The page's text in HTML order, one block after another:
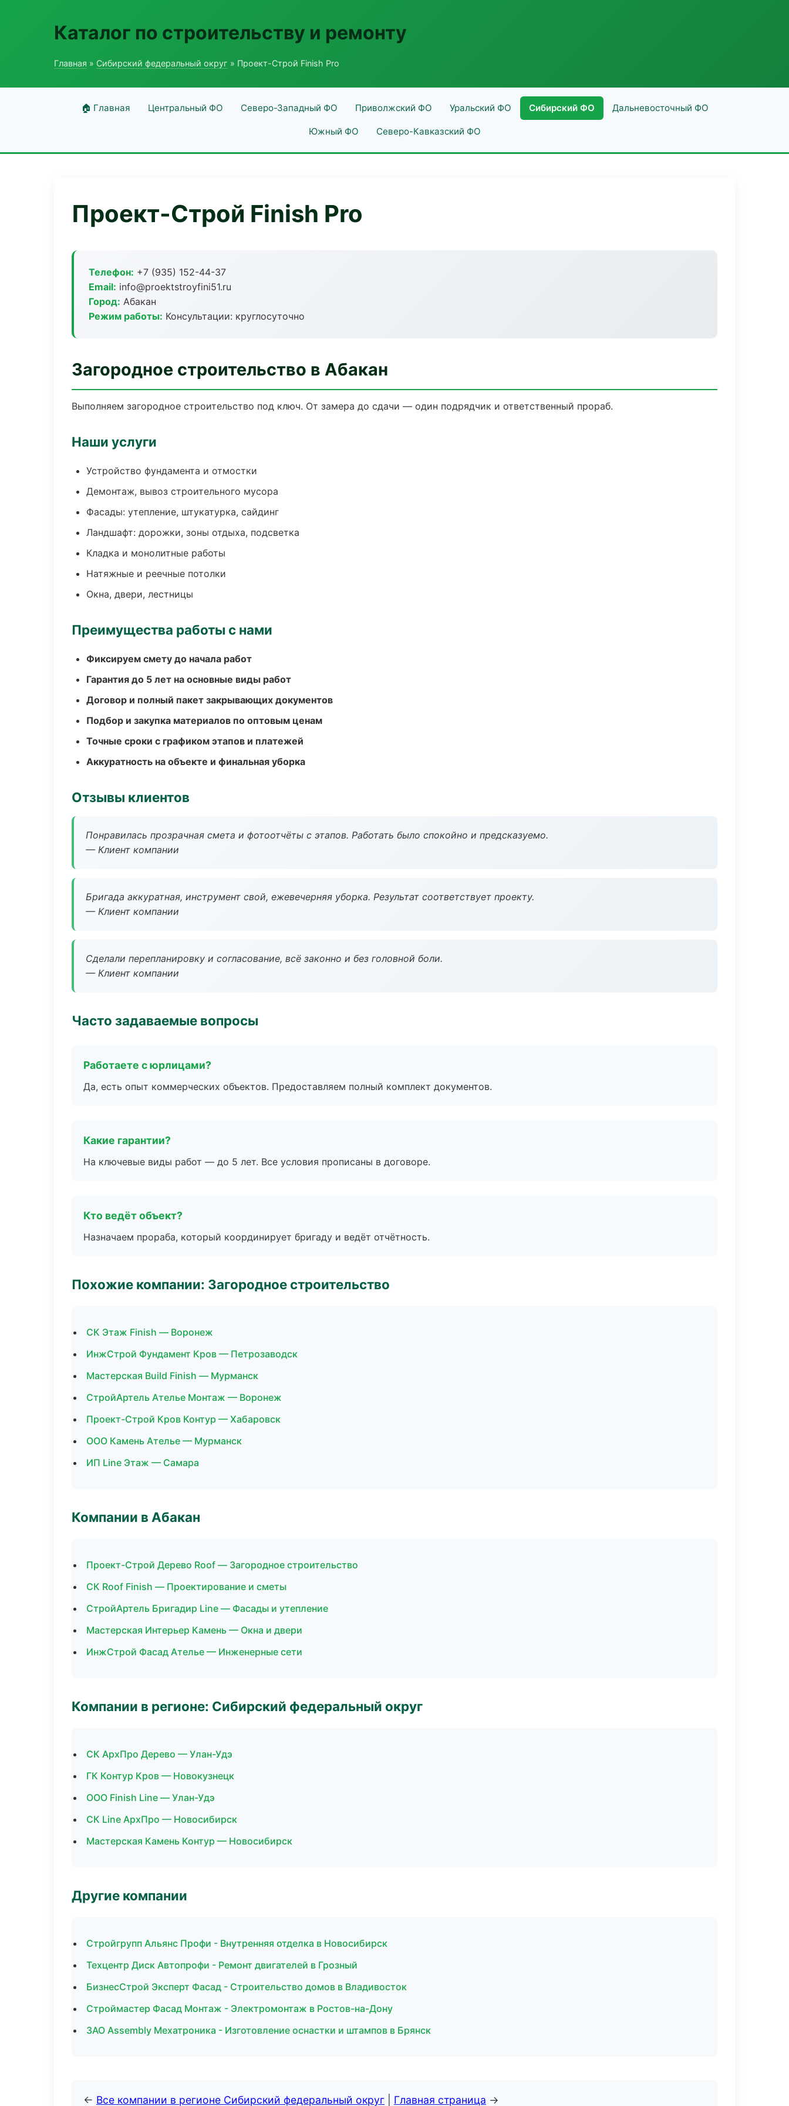
Каталог по строительству и ремонту
Главная » Сибирский федеральный округ » Проект-Строй Finish Pro
🏠 Главная Центральный ФО Северо-Западный ФО Приволжский ФО Уральский ФО Сибирский ФО Дальневосточный ФО
Южный ФО Северо-Кавказский ФО
Проект-Строй Finish Pro
Телефон: +7 (935) 152-44-37
Email: info@proektstroyfini51.ru
Город: Абакан
Режим работы: Консультации: круглосуточно
Загородное строительство в Абакан
Выполняем загородное строительство под ключ. От замера до сдачи — один подрядчик и ответственный прораб.
Наши услуги
Устройство фундамента и отмостки
Демонтаж, вывоз строительного мусора
Фасады: утепление, штукатурка, сайдинг
Ландшафт: дорожки, зоны отдыха, подсветка
Кладка и монолитные работы
Натяжные и реечные потолки
Окна, двери, лестницы
Преимущества работы с нами
Фиксируем смету до начала работ
Гарантия до 5 лет на основные виды работ
Договор и полный пакет закрывающих документов
Подбор и закупка материалов по оптовым ценам
Точные сроки с графиком этапов и платежей
Аккуратность на объекте и финальная уборка
Отзывы клиентов
Понравилась прозрачная смета и фотоотчёты с этапов. Работать было спокойно и предсказуемо.
— Клиент компании
Бригада аккуратная, инструмент свой, ежевечерняя уборка. Результат соответствует проекту.
— Клиент компании
Сделали перепланировку и согласование, всё законно и без головной боли.
— Клиент компании
Часто задаваемые вопросы
Работаете с юрлицами?
Да, есть опыт коммерческих объектов. Предоставляем полный комплект документов.
Какие гарантии?
На ключевые виды работ — до 5 лет. Все условия прописаны в договоре.
Кто ведёт объект?
Назначаем прораба, который координирует бригаду и ведёт отчётность.
Похожие компании: Загородное строительство
СК Этаж Finish — Воронеж
ИнжСтрой Фундамент Кров — Петрозаводск
Мастерская Build Finish — Мурманск
СтройАртель Ателье Монтаж — Воронеж
Проект-Строй Кров Контур — Хабаровск
ООО Камень Ателье — Мурманск
ИП Line Этаж — Самара
Компании в Абакан
Проект-Строй Дерево Roof — Загородное строительство
СК Roof Finish — Проектирование и сметы
СтройАртель Бригадир Line — Фасады и утепление
Мастерская Интерьер Камень — Окна и двери
ИнжСтрой Фасад Ателье — Инженерные сети
Компании в регионе: Сибирский федеральный округ
СК АрхПро Дерево — Улан-Удэ
ГК Контур Кров — Новокузнецк
ООО Finish Line — Улан-Удэ
СК Line АрхПро — Новосибирск
Мастерская Камень Контур — Новосибирск
Другие компании
Стройгрупп Альянс Профи - Внутренняя отделка в Новосибирск
Техцентр Диск Автопрофи - Ремонт двигателей в Грозный
БизнесСтрой Эксперт Фасад - Строительство домов в Владивосток
Строймастер Фасад Монтаж - Электромонтаж в Ростов-на-Дону
ЗАО Assembly Мехатроника - Изготовление оснастки и штампов в Брянск
← Все компании в регионе Сибирский федеральный округ Главная страница →